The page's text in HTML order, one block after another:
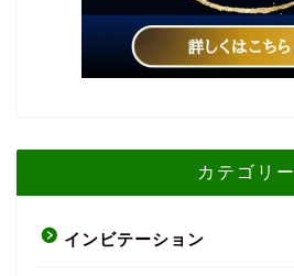
カテゴリー
インビテーション